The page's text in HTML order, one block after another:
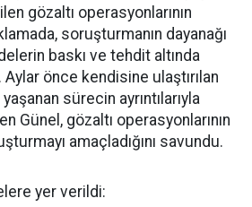
gözaltı operasyonlarının
soruşturmanın dayanağı
baskı ve tehdit altında
Aylar önce kendisine ulaştırılan
sürecin ayrıntılarıyla
Günel, gözaltı operasyonlarının
amaçladığını savundu.
yer verildi: